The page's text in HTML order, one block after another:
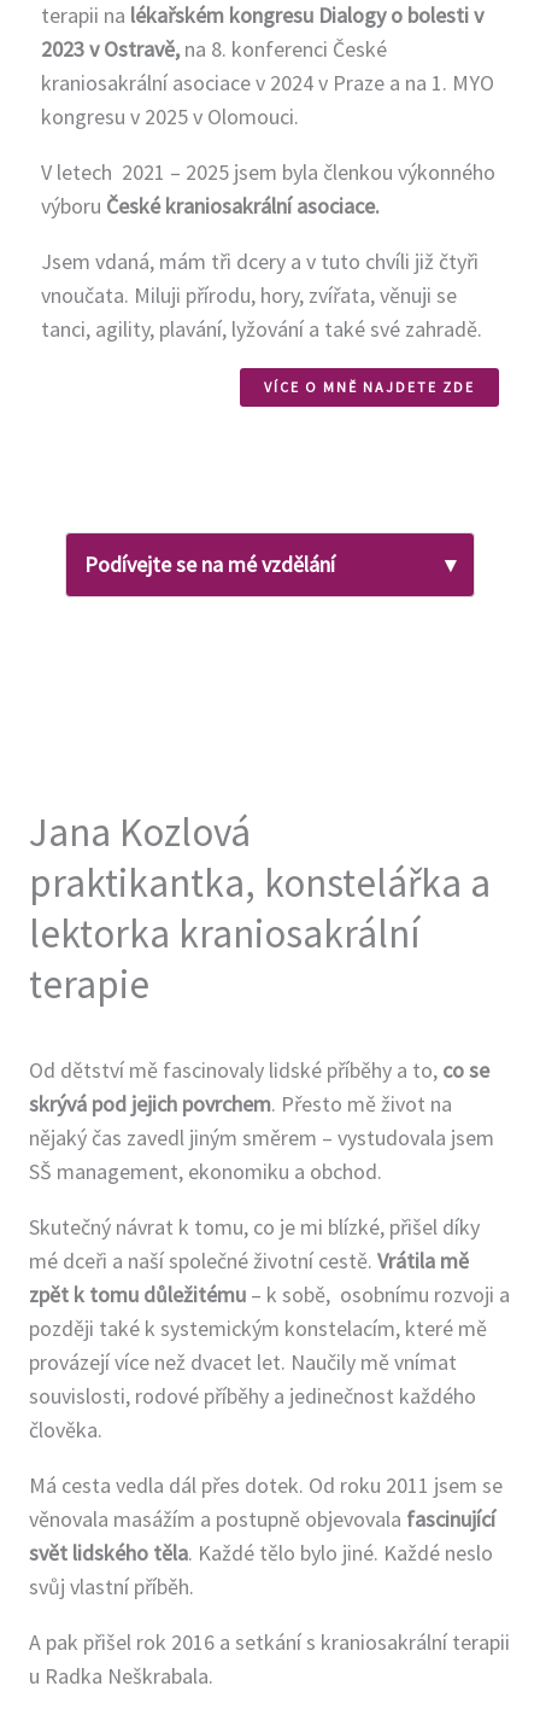
terapii na lékařském kongresu Dialogy o bolesti v
2023 v Ostravě,na 8. konferenci České
kraniosakrální asociace v 2024 v Praze a na 1. MYO
kongresu v 2025 v Olomouci.
V letech 2021 – 2025 jsem byla členkou výkonného
výboru České kraniosakrální asociace.
Jsem vdaná, mám tři dcery a v tuto chvíli již čtyři
vnoučata. Miluji přírodu, hory, zvířata, věnuji se
tanci, agility, plavání, lyžování a také své zahradě.
VÍCE O MNĚ NAJDETE ZDE
Podívejte se na mé vzdělání ▾
kraniosakrální biodynamiky,
International Institute for
Craniosacral Balancing,
Bhadrena Tschumi Gemin,
Bhadrena Tschumi Gemin,
Praha
2016 The Original Matrix and
the Enbodiment of Form,
2016-2017 Asistence ve
Výcviku kraniosakrální
osteopatie, Radek Neškrabal,
Ostrava
2017 Neuroenergetic
Therapy and Craniosacral
Praha
2017-2020 Výcvik
Neuroenergetická práce s
tělem, Dana Francová -
2018 Searching for Inner
Wisdom, Bhadrena Tschumi
Jana Kozlová
praktikantka, konstelářka a
lektorka kraniosakrální
terapie
Od dětství mě fascinovaly lidské příběhy a to, co se
skrývá pod jejich povrchem. Přesto mě život na
nějaký čas zavedl jiným směrem – vystudovala jsem
SŠ management, ekonomiku a obchod.
Skutečný návrat k tomu, co je mi blízké, přišel díky
mé dceři a naší společné životní cestě. Vrátila mě
zpět k tomu důležitému – k sobě, osobnímu rozvoji a
později také k systemickým konstelacím, které mě
provázejí více než dvacet let. Naučily mě vnímat
souvislosti, rodové příběhy a jedinečnost každého
člověka.
Má cesta vedla dál přes dotek. Od roku 2011 jsem se
věnovala masážím a postupně objevovala fascinující
svět lidského těla. Každé tělo bylo jiné. Každé neslo
svůj vlastní příběh.
A pak přišel rok 2016 a setkání s kraniosakrální terapii
u Radka Neškrabala.